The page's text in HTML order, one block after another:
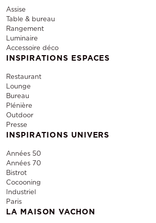
Assise
Table & bureau
Rangement
Luminaire
Accessoire déco
INSPIRATIONS ESPACES
Restaurant
Lounge
Bureau
Plénière
Outdoor
Presse
INSPIRATIONS UNIVERS
Années 50
Années 70
Bistrot
Cocooning
Industriel
Paris
LA MAISON VACHON